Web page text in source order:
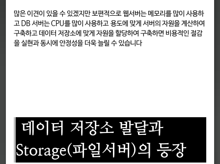
많은 이견이 있을 수 있겠지만 보편적으로 웹서버는 메모리를 많이 사용하
고 DB 서버는 CPU를 많이 사용하고 용도에 맞게 서버의 자원을 계산하여
구축하고 데이터 저장소에 맞게 자원을 할당하여 구축하면 비용적인 절감
을 실현과 동시에 안정성을 더욱 늘릴 수 있습니다
데이터 저장소 발달과
Storage(파일서버)의 등장